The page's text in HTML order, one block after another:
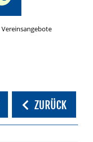
Vereinsangebote
ZURÜCK